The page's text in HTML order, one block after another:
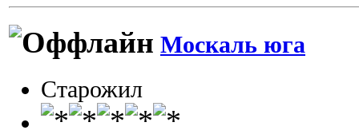
Москаль юга
Старожил